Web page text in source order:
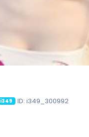
i349 ID: i349_300992